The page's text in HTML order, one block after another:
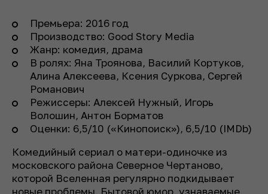
Премьера: 2016 год
Производство: Good Story Media
Жанр: комедия, драма
В ролях: Яна Троянова, Василий Кортуков,
Алина Алексеева, Ксения Суркова, Сергей
Романович
Режиссеры: Алексей Нужный, Игорь
Волошин, Антон Борматов
Оценки: 6,5/10 («Кинопоиск»), 6,5/10 (IMDb)
Комедийный сериал о матери-одиночке из
московского района Северное Чертаново,
которой Вселенная регулярно подкидывает
новые проблемы. Бытовой юмор, узнаваемые